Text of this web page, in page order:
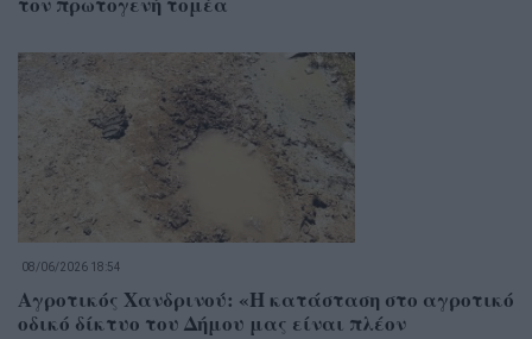
08/06/2026 18:54
Αγροτικός Χανδρινού: «Η κατάσταση στο αγροτικό
οδικό δίκτυο του Δήμου μας είναι πλέον